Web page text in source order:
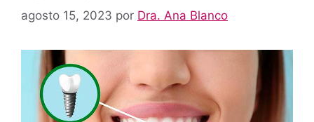
agosto 15, 2023 por Dra. Ana Blanco